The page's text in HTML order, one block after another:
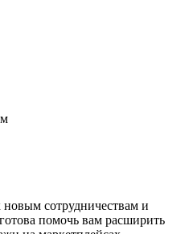
сотрудничествам и
помочь вам расширить